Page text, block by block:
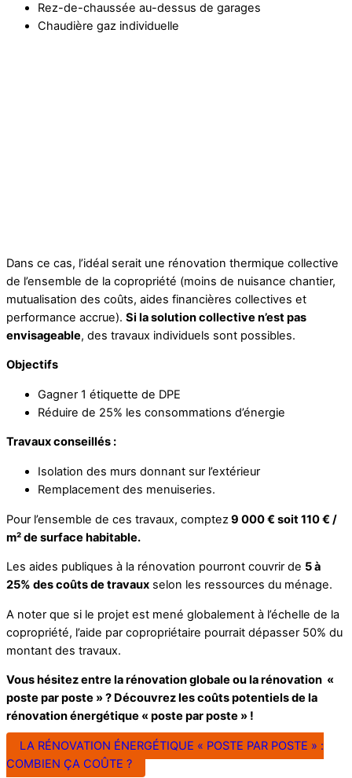
Rez-de-chaussée au-dessus de garages
Chaudière gaz individuelle
Dans ce cas, l’idéal serait une rénovation thermique collective
de l’ensemble de la copropriété (moins de nuisance chantier,
mutualisation des coûts, aides financières collectives et
performance accrue). Si la solution collective n’est pas
envisageable, des travaux individuels sont possibles.
Objectifs
Gagner 1 étiquette de DPE
Réduire de 25% les consommations d’énergie
Travaux conseillés :
Isolation des murs donnant sur l’extérieur
Remplacement des menuiseries.
Pour l’ensemble de ces travaux, comptez 9 000 € soit 110 € /
m² de surface habitable.
Les aides publiques à la rénovation pourront couvrir de 5 à
25% des coûts de travaux selon les ressources du ménage.
A noter que si le projet est mené globalement à l’échelle de la
copropriété, l’aide par copropriétaire pourrait dépasser 50% du
montant des travaux.
Vous hésitez entre la rénovation globale ou la rénovation «
poste par poste »? Découvrez les coûts potentiels de la
rénovation énergétique « poste par poste » !
LA RÉNOVATION ÉNERGÉTIQUE « POSTE PAR POSTE » :
COMBIEN ÇA COÛTE ?